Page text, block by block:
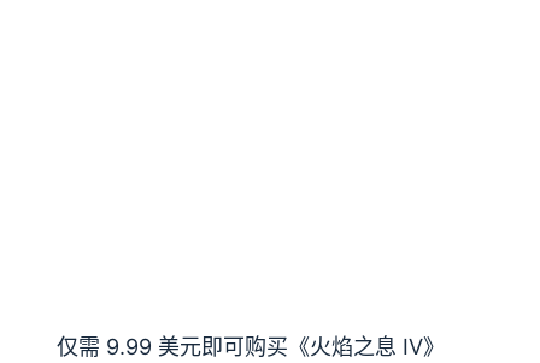
仅需 9.99 美元即可购买《火焰之息 IV》